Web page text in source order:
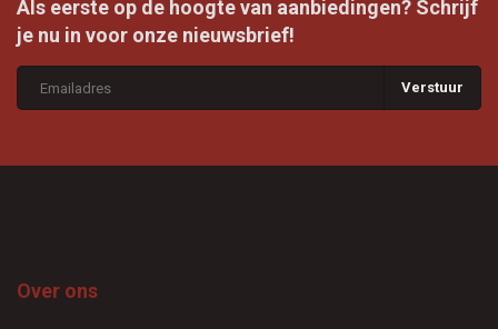
Als eerste op de hoogte van aanbiedingen? Schrijf
je nu in voor onze nieuwsbrief!
Verstuur
Over ons